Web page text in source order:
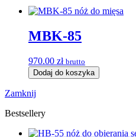
MBK-85
970.00 zł brutto
Dodaj do koszyka
Zamknij
Bestsellery